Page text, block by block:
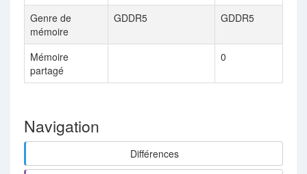
Genre de
mémoire
GDDR5 GDDR5
Mémoire
partagé
0
Navigation
Différences